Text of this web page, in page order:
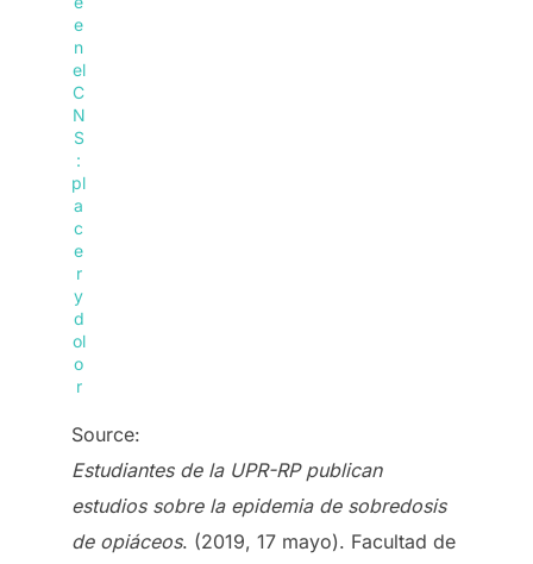
e
n
el
C
N
S
:
pl
a
c
e
r
y
d
ol
o
r
Source:
Estudiantes de la UPR-RP publican
estudios sobre la epidemia de sobredosis
de opiáceos. (2019, 17 mayo). Facultad de